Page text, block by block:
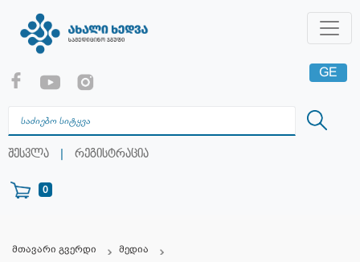
შესვლა | რეგისტრაცია
0
GE
RU
მთავარი გვერდი
მედია